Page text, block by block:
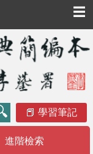
☰
學習筆記
進階檢索